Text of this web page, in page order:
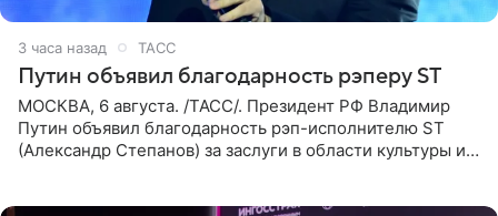
3 часа назад ТАСС
Путин объявил благодарность рэперу ST
МОСКВА, 6 августа. /ТАСС/. Президент РФ Владимир
Путин объявил благодарность рэп-исполнителю ST
(Александр Степанов) за заслуги в области культуры и